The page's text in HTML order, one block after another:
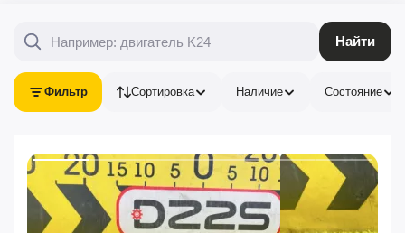
Найти
Фильтр Сортировка Наличие Состояние